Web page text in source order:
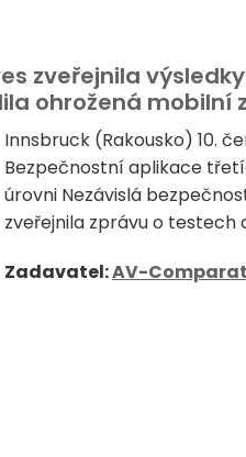
zveřejnila
ohrožená mobilní
Innsbruck (Rakousko) 10.
Bezpečnostní aplikace
úrovni Nezávislá
zveřejnila zprávu o
Zadavatel:AV-